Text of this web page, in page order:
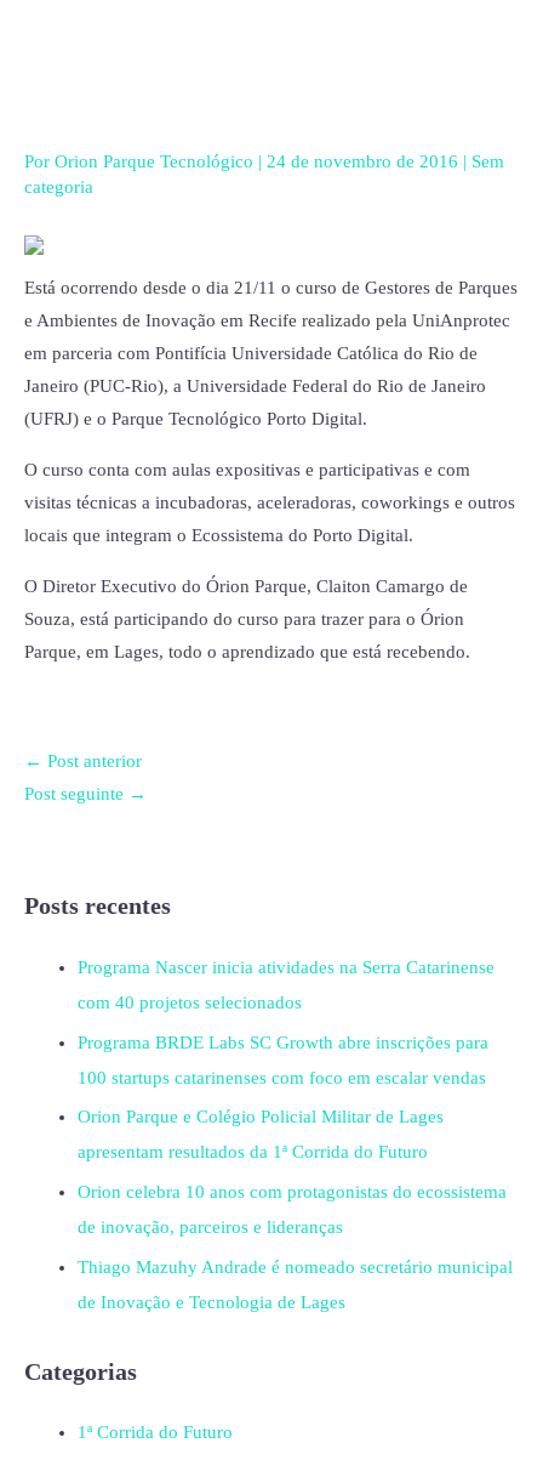
Por Orion Parque Tecnológico | 24 de novembro de 2016 | Sem
categoria
Está ocorrendo desde o dia 21/11 o curso de Gestores de Parques
e Ambientes de Inovação em Recife realizado pela UniAnprotec
em parceria com Pontifícia Universidade Católica do Rio de
Janeiro (PUC-Rio), a Universidade Federal do Rio de Janeiro
(UFRJ) e o Parque Tecnológico Porto Digital.
O curso conta com aulas expositivas e participativas e com
visitas técnicas a incubadoras, aceleradoras, coworkings e outros
locais que integram o Ecossistema do Porto Digital.
O Diretor Executivo do Órion Parque, Claiton Camargo de
Souza, está participando do curso para trazer para o Órion
Parque, em Lages, todo o aprendizado que está recebendo.
← Post anterior
Post seguinte →
Posts recentes
Programa Nascer inicia atividades na Serra Catarinense
com 40 projetos selecionados
Programa BRDE Labs SC Growth abre inscrições para
100 startups catarinenses com foco em escalar vendas
Orion Parque e Colégio Policial Militar de Lages
apresentam resultados da 1ª Corrida do Futuro
Orion celebra 10 anos com protagonistas do ecossistema
de inovação, parceiros e lideranças
Thiago Mazuhy Andrade é nomeado secretário municipal
de Inovação e Tecnologia de Lages
Categorias
1ª Corrida do Futuro